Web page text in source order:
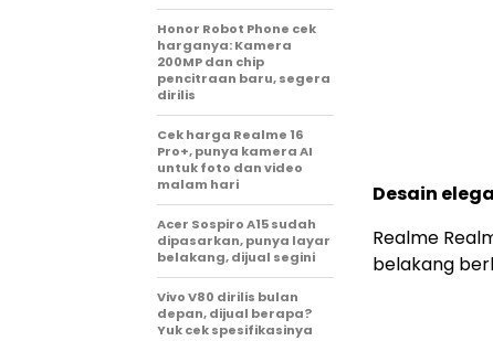
Desain
Realme
belakang
Honor Robot Phone cek
harganya: Kamera
200MP dan chip
pencitraan baru, segera
dirilis
Cek harga Realme 16
Pro+, punya kamera AI
untuk foto dan video
malam hari
Acer Sospiro A15 sudah
dipasarkan, punya layar
belakang, dijual segini
Vivo V80 dirilis bulan
depan, dijual berapa?
Yuk cek spesifikasinya